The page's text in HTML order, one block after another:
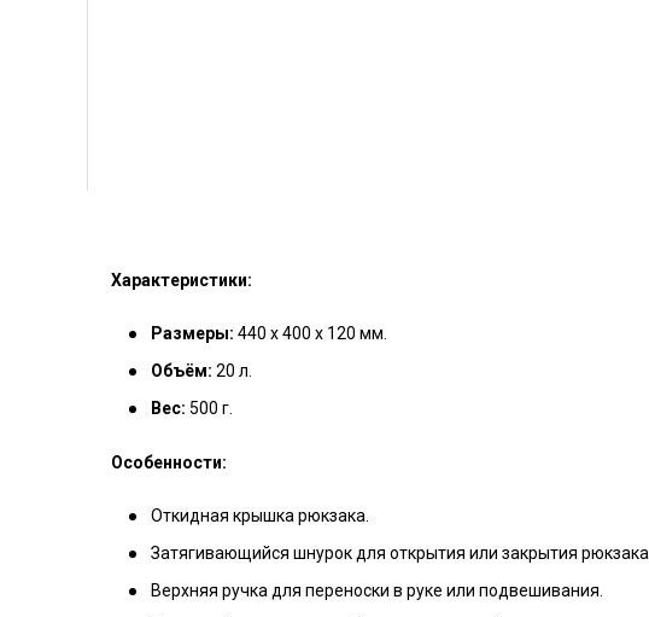
Характеристики:
Размеры: 440 х 400 х 120 мм.
Объём: 20 л.
Вес: 500 г.
Особенности:
Откидная крышка рюкзака.
Затягивающийся шнурок для открытия или закрытия рюкзака.
Верхняя ручка для переноски в руке или подвешивания.